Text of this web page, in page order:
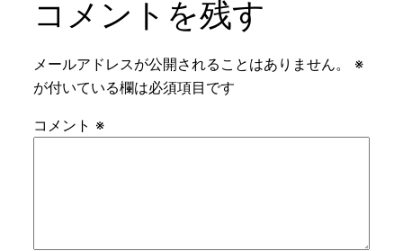
コメントを残す
メールアドレスが公開されることはありません。
※
が付いている欄は必須項目です
コメント ※